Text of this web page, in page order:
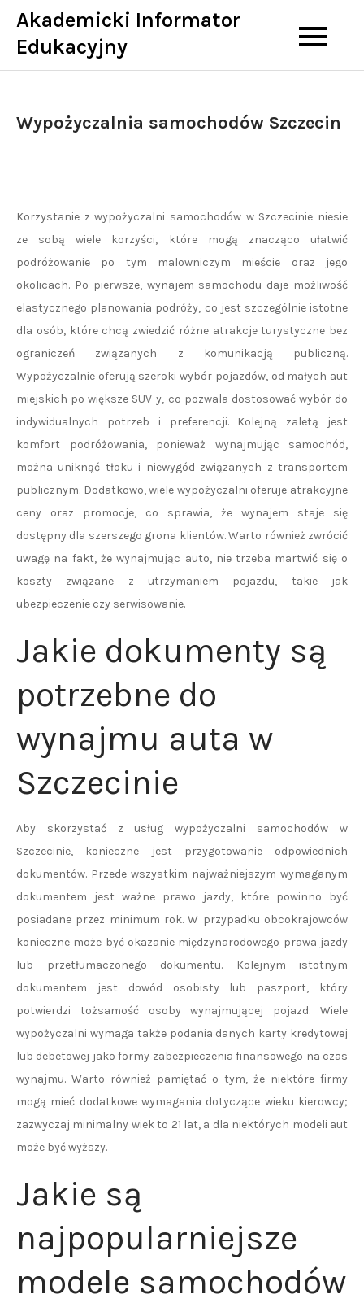
Skip
content
Akademicki Informator
Edukacyjny
Wypożyczalnia samochodów Szczecin
Korzystanie z wypożyczalni samochodów w Szczecinie niesie
ze sobą wiele korzyści, które mogą znacząco ułatwić
podróżowanie po tym malowniczym mieście oraz jego
okolicach. Po pierwsze, wynajem samochodu daje możliwość
elastycznego planowania podróży, co jest szczególnie istotne
dla osób, które chcą zwiedzić różne atrakcje turystyczne bez
ograniczeń związanych z komunikacją publiczną.
Wypożyczalnie oferują szeroki wybór pojazdów, od małych aut
miejskich po większe SUV-y, co pozwala dostosować wybór do
indywidualnych potrzeb i preferencji. Kolejną zaletą jest
komfort podróżowania, ponieważ wynajmując samochód,
można uniknąć tłoku i niewygód związanych z transportem
publicznym. Dodatkowo, wiele wypożyczalni oferuje atrakcyjne
ceny oraz promocje, co sprawia, że wynajem staje się
dostępny dla szerszego grona klientów. Warto również zwrócić
uwagę na fakt, że wynajmując auto, nie trzeba martwić się o
koszty związane z utrzymaniem pojazdu, takie jak
ubezpieczenie czy serwisowanie.
Jakie dokumenty są
potrzebne do
wynajmu auta w
Szczecinie
Aby skorzystać z usług wypożyczalni samochodów w
Szczecinie, konieczne jest przygotowanie odpowiednich
dokumentów. Przede wszystkim najważniejszym wymaganym
dokumentem jest ważne prawo jazdy, które powinno być
posiadane przez minimum rok. W przypadku obcokrajowców
konieczne może być okazanie międzynarodowego prawa jazdy
lub przetłumaczonego dokumentu. Kolejnym istotnym
dokumentem jest dowód osobisty lub paszport, który
potwierdzi tożsamość osoby wynajmującej pojazd. Wiele
wypożyczalni wymaga także podania danych karty kredytowej
lub debetowej jako formy zabezpieczenia finansowego na czas
wynajmu. Warto również pamiętać o tym, że niektóre firmy
mogą mieć dodatkowe wymagania dotyczące wieku kierowcy;
zazwyczaj minimalny wiek to 21 lat, a dla niektórych modeli aut
może być wyższy.
Jakie są
najpopularniejsze
modele samochodów